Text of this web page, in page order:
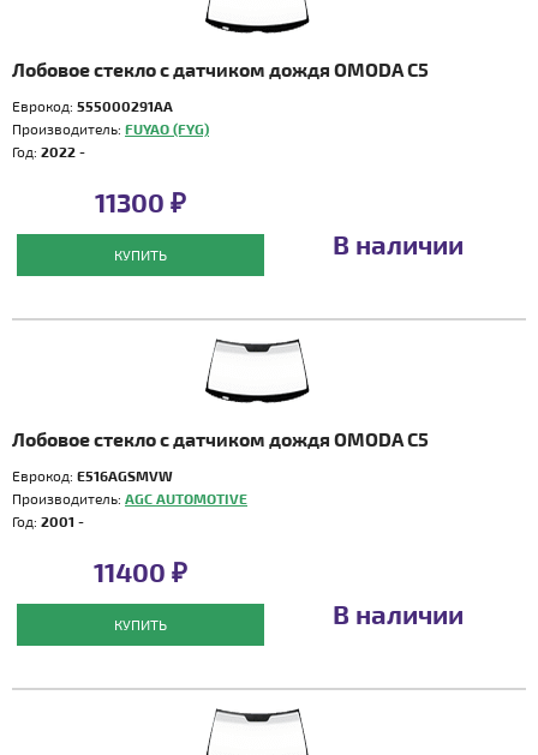
Лобовое стекло с датчиком дождя OMODA C5
Еврокод: 555000291AA
Производитель: FUYAO (FYG)
Год: 2022 -
11300 ₽
КУПИТЬ В наличии
Лобовое стекло с датчиком дождя OMODA C5
Еврокод: E516AGSMVW
Производитель: AGC AUTOMOTIVE
Год: 2001 -
11400 ₽
КУПИТЬ В наличии